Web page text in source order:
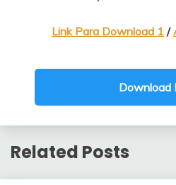
Link Para Download 1 /
Download
Related Posts